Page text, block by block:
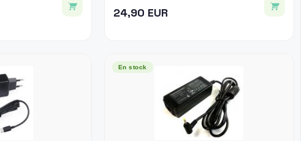
24,90 EUR
En stock